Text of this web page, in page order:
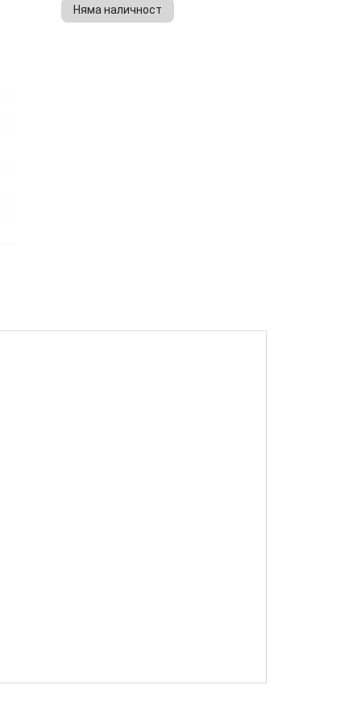
Няма наличност